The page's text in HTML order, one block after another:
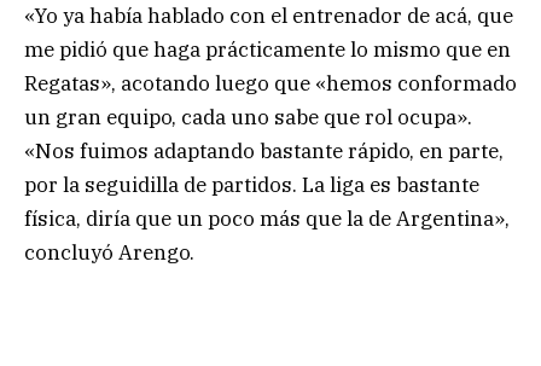
«Yo ya había hablado con el entrenador de acá, que
me pidió que haga prácticamente lo mismo que en
Regatas», acotando luego que «hemos conformado
un gran equipo, cada uno sabe que rol ocupa».
«Nos fuimos adaptando bastante rápido, en parte,
por la seguidilla de partidos. La liga es bastante
física, diría que un poco más que la de Argentina»,
concluyó Arengo.